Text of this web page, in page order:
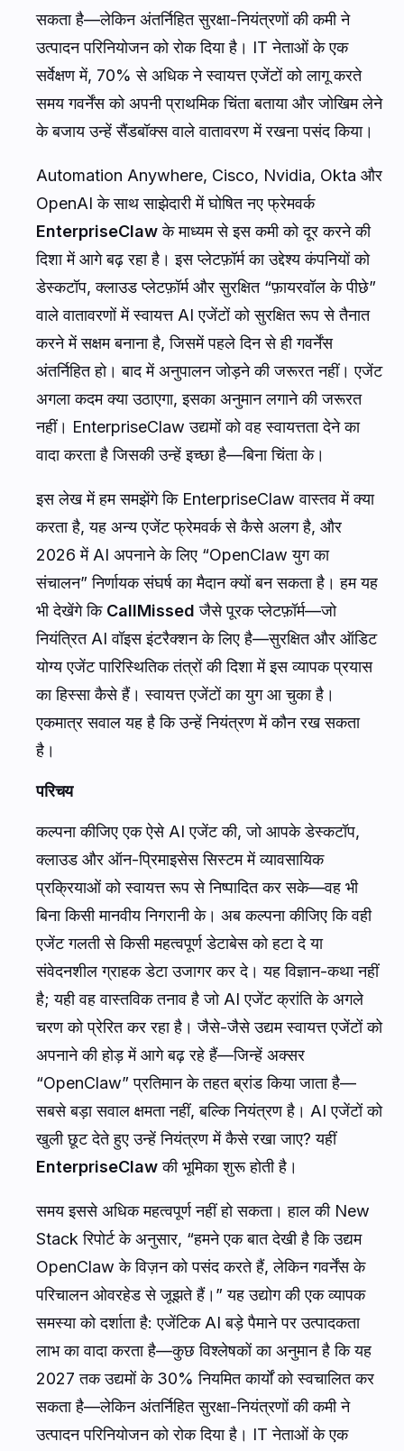
सकता है—लेकिन अंतर्निहित सुरक्षा-नियंत्रणों की कमी ने
उत्पादन परिनियोजन को रोक दिया है। IT नेताओं के एक
सर्वेक्षण में, 70% से अधिक ने स्वायत्त एजेंटों को लागू करते
समय गवर्नेंस को अपनी प्राथमिक चिंता बताया और जोखिम लेने
के बजाय उन्हें सैंडबॉक्स वाले वातावरण में रखना पसंद किया।
Automation Anywhere, Cisco, Nvidia, Okta और
OpenAI के साथ साझेदारी में घोषित नए फ्रेमवर्क
EnterpriseClawके माध्यम से इस कमी को दूर करने की
दिशा में आगे बढ़ रहा है। इस प्लेटफ़ॉर्म का उद्देश्य कंपनियों को
डेस्कटॉप, क्लाउड प्लेटफ़ॉर्म और सुरक्षित “फ़ायरवॉल के पीछे”
वाले वातावरणों में स्वायत्त AI एजेंटों को सुरक्षित रूप से तैनात
करने में सक्षम बनाना है, जिसमें पहले दिन से ही गवर्नेंस
अंतर्निहित हो। बाद में अनुपालन जोड़ने की जरूरत नहीं। एजेंट
अगला कदम क्या उठाएगा, इसका अनुमान लगाने की जरूरत
नहीं। EnterpriseClaw उद्यमों को वह स्वायत्तता देने का
वादा करता है जिसकी उन्हें इच्छा है—बिना चिंता के।
इस लेख में हम समझेंगे कि EnterpriseClaw वास्तव में क्या
करता है, यह अन्य एजेंट फ्रेमवर्क से कैसे अलग है, और
2026 में AI अपनाने के लिए “OpenClaw युग का
संचालन” निर्णायक संघर्ष का मैदान क्यों बन सकता है। हम यह
भी देखेंगे कि CallMissed जैसे पूरक प्लेटफ़ॉर्म—जो
नियंत्रित AI वॉइस इंटरैक्शन के लिए है—सुरक्षित और ऑडिट
योग्य एजेंट पारिस्थितिक तंत्रों की दिशा में इस व्यापक प्रयास
का हिस्सा कैसे हैं। स्वायत्त एजेंटों का युग आ चुका है।
एकमात्र सवाल यह है कि उन्हें नियंत्रण में कौन रख सकता
है।
परिचय
कल्पना कीजिए एक ऐसे AI एजेंट की, जो आपके डेस्कटॉप,
क्लाउड और ऑन-प्रिमाइसेस सिस्टम में व्यावसायिक
प्रक्रियाओं को स्वायत्त रूप से निष्पादित कर सके—वह भी
बिना किसी मानवीय निगरानी के। अब कल्पना कीजिए कि वही
एजेंट गलती से किसी महत्वपूर्ण डेटाबेस को हटा दे या
संवेदनशील ग्राहक डेटा उजागर कर दे। यह विज्ञान-कथा नहीं
है; यही वह वास्तविक तनाव है जो AI एजेंट क्रांति के अगले
चरण को प्रेरित कर रहा है। जैसे-जैसे उद्यम स्वायत्त एजेंटों को
अपनाने की होड़ में आगे बढ़ रहे हैं—जिन्हें अक्सर
“OpenClaw” प्रतिमान के तहत ब्रांड किया जाता है—
सबसे बड़ा सवाल क्षमता नहीं, बल्कि नियंत्रण है। AI एजेंटों को
खुली छूट देते हुए उन्हें नियंत्रण में कैसे रखा जाए? यहीं
EnterpriseClawकी भूमिका शुरू होती है।
समय इससे अधिक महत्वपूर्ण नहीं हो सकता। हाल की New
Stack रिपोर्ट के अनुसार, “हमने एक बात देखी है कि उद्यम
OpenClaw के विज़न को पसंद करते हैं, लेकिन गवर्नेंस के
परिचालन ओवरहेड से जूझते हैं।” यह उद्योग की एक व्यापक
समस्या को दर्शाता है: एजेंटिक AI बड़े पैमाने पर उत्पादकता
लाभ का वादा करता है—कुछ विश्लेषकों का अनुमान है कि यह
2027 तक उद्यमों के 30% नियमित कार्यों को स्वचालित कर
सकता है—लेकिन अंतर्निहित सुरक्षा-नियंत्रणों की कमी ने
उत्पादन परिनियोजन को रोक दिया है। IT नेताओं के एक